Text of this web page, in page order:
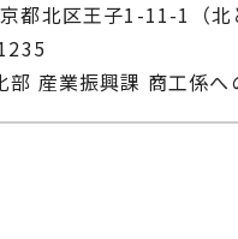
都北区王子1-11-1（北
部 産業振興課 商工係